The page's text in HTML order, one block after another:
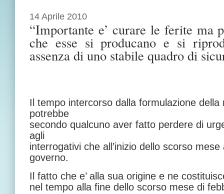
14 Aprile 2010
“Importante e’ curare le ferite ma
che esse si producano e si
assenza di uno stabile quadro di
Il tempo intercorso dalla formulazione della
potrebbe
secondo qualcuno aver fatto perdere di
agli
interrogativi che all’inizio dello scorso
governo.
Il fatto che e’ alla sua origine e ne
nel tempo alla fine dello scorso mese di